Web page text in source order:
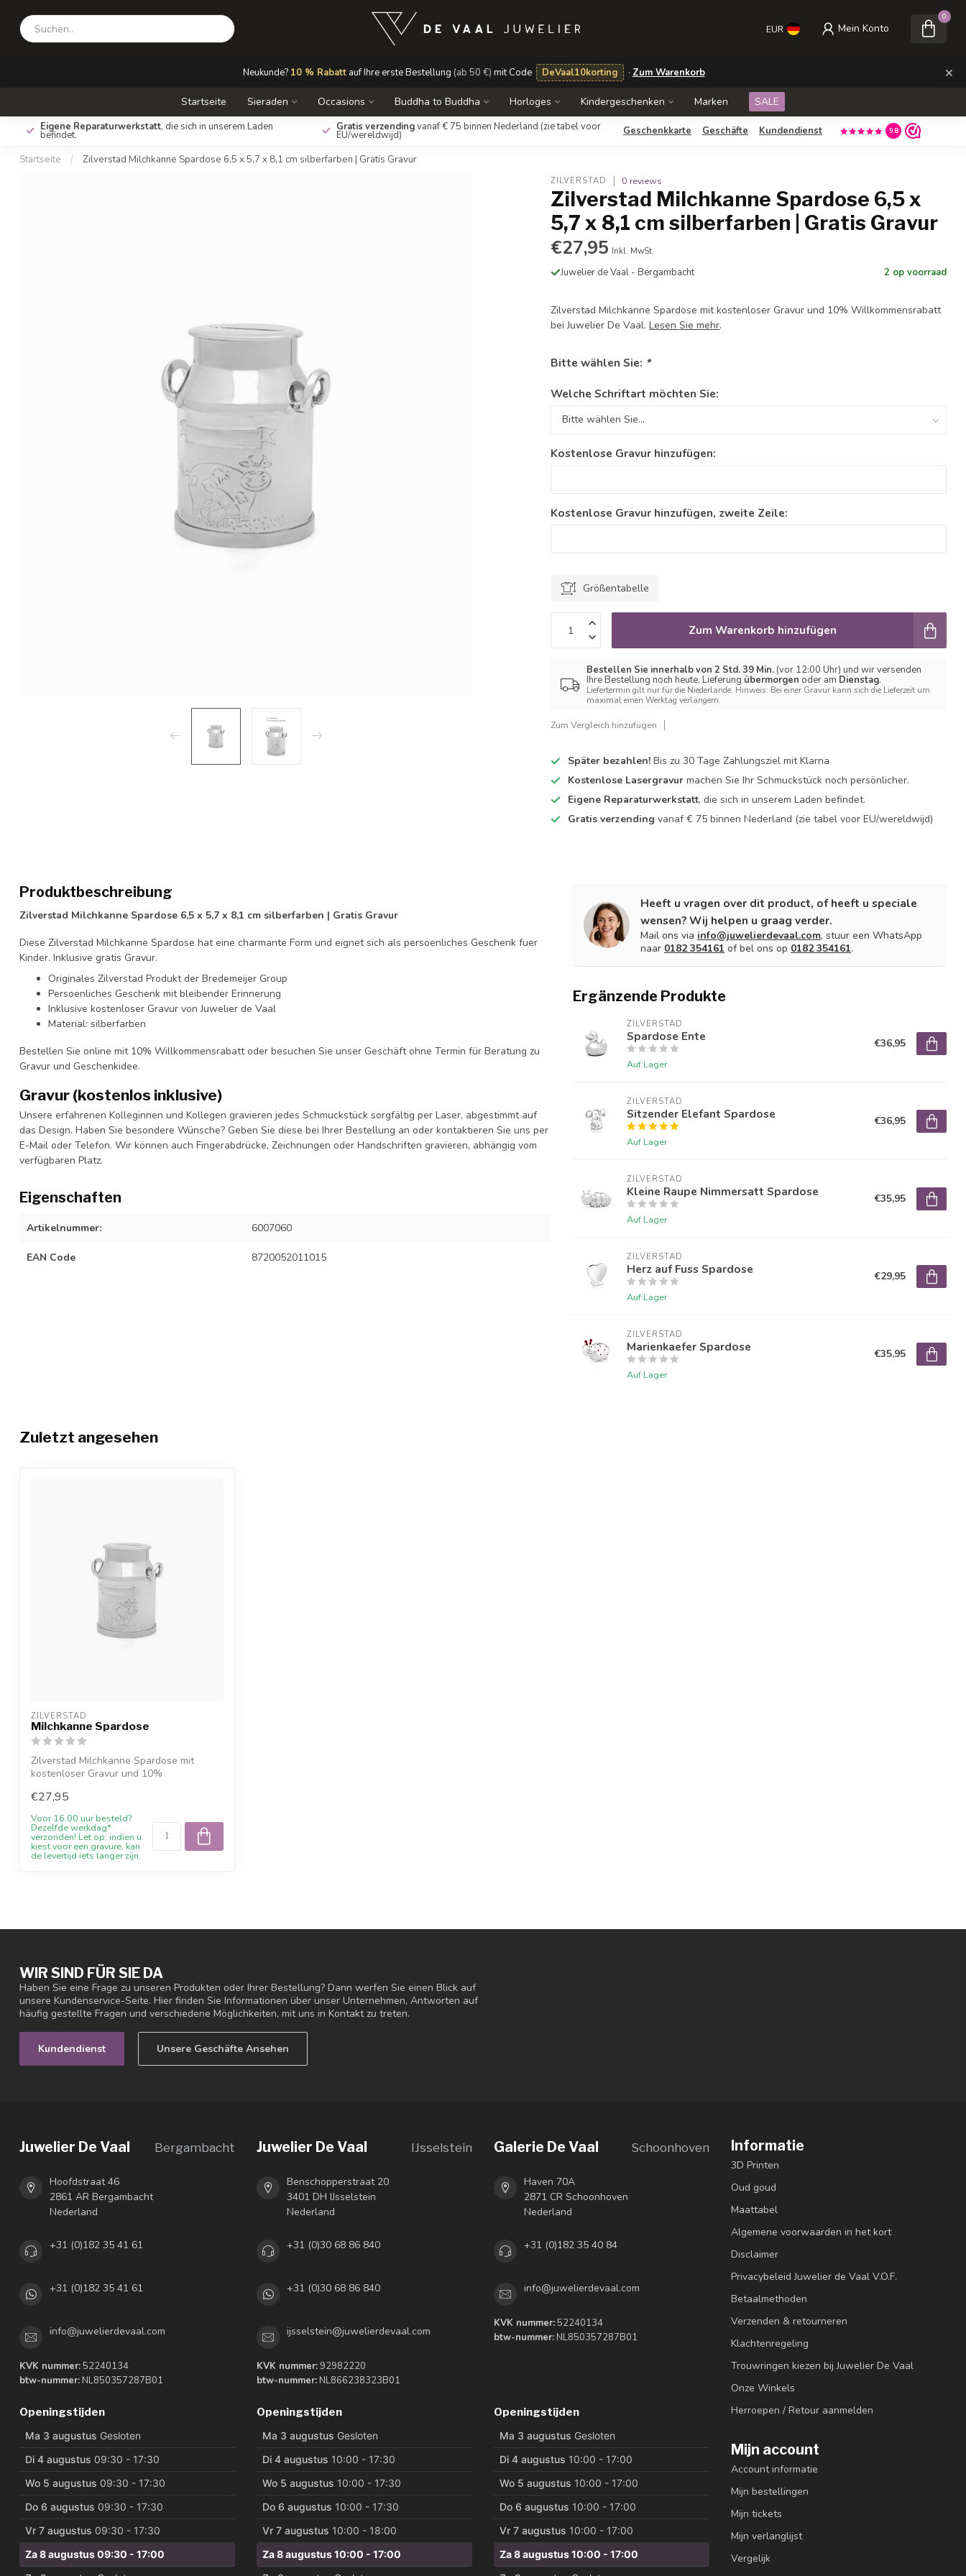
Neukunde? 10 % Rabattauf Ihre erste Bestellung (ab 50 €) mit Code DeVaal10korting · Zum Warenkorb ×
EUR Mein Konto
0
Startseite Sieraden Occasions Buddha to Buddha Horloges Kindergeschenken Marken SALE
Eigene Reparaturwerkstatt, die sich in unserem Laden
befindet.
Gratis verzendingvanaf € 75 binnen Nederland (zie tabel voor
EU/wereldwijd) Geschenkkarte Geschäfte Kundendienst 9.8
Startseite / Zilverstad Milchkanne Spardose 6,5 x 5,7 x 8,1 cm silberfarben | Gratis Gravur
ZILVERSTAD 0 reviews
Zilverstad Milchkanne Spardose 6,5 x
5,7 x 8,1 cm silberfarben | Gratis Gravur
€27,95 Inkl. MwSt.
Juwelier de Vaal - Bergambacht 2 op voorraad
Zilverstad Milchkanne Spardose mit kostenloser Gravur und 10% Willkommensrabatt
bei Juwelier De Vaal.Lesen Sie mehr.
Bitte wählen Sie: *
Welche Schriftart möchten Sie:
Kostenlose Gravur hinzufügen:
Kostenlose Gravur hinzufügen, zweite Zeile:
Größentabelle
Zum Warenkorb hinzufügen
Bestellen Sie innerhalb von 2 Std. 39 Min. (vor 12:00 Uhr) und wir versenden
Ihre Bestellung noch heute. Lieferung übermorgen oder am Dienstag.
Liefertermin gilt nur für die Niederlande. Hinweis: Bei einer Gravur kann sich die Lieferzeit um
maximal einen Werktag verlängern.
Zum Vergleich hinzufügen
Später bezahlen! Bis zu 30 Tage Zahlungsziel mit Klarna
Kostenlose Lasergravur machen Sie Ihr Schmuckstück noch persönlicher.
Eigene Reparaturwerkstatt, die sich in unserem Laden befindet.
Gratis verzending vanaf € 75 binnen Nederland (zie tabel voor EU/wereldwijd)
Produktbeschreibung
Zilverstad Milchkanne Spardose 6,5 x 5,7 x 8,1 cm silberfarben | Gratis Gravur
Diese Zilverstad Milchkanne Spardose hat eine charmante Form und eignet sich als persoenliches Geschenk fuer
Kinder. Inklusive gratis Gravur.
Originales Zilverstad Produkt der Bredemeijer Group
Persoenliches Geschenk mit bleibender Erinnerung
Inklusive kostenloser Gravur von Juwelier de Vaal
Material: silberfarben
Bestellen Sie online mit 10% Willkommensrabatt oder besuchen Sie unser Geschäft ohne Termin für Beratung zu
Gravur und Geschenkidee.
Gravur (kostenlos inklusive)
Unsere erfahrenen Kolleginnen und Kollegen gravieren jedes Schmuckstück sorgfältig per Laser, abgestimmt auf
das Design. Haben Sie besondere Wünsche? Geben Sie diese bei Ihrer Bestellung an oder kontaktieren Sie uns per
E-Mail oder Telefon. Wir können auch Fingerabdrücke, Zeichnungen oder Handschriften gravieren, abhängig vom
verfügbaren Platz.
Eigenschaften
Artikelnummer: 6007060
EAN Code 8720052011015
Heeft u vragen over dit product, of heeft u speciale
wensen? Wij helpen u graag verder.
Mail ons via info@juwelierdevaal.com, stuur een WhatsApp
naar 0182 354161 of bel ons op 0182 354161.
Ergänzende Produkte
ZILVERSTAD
Spardose Ente
Auf Lager
€36,95
ZILVERSTAD
Sitzender Elefant Spardose
Auf Lager
€36,95
ZILVERSTAD
Kleine Raupe Nimmersatt Spardose
Auf Lager
€35,95
ZILVERSTAD
Herz auf Fuss Spardose
Auf Lager
€29,95
ZILVERSTAD
Marienkaefer Spardose
Auf Lager
€35,95
Zuletzt angesehen
ZILVERSTAD
Milchkanne Spardose
Zilverstad Milchkanne Spardose mit
kostenloser Gravur und 10%
€27,95
Voor 16.00 uur besteld?
Dezelfde werkdag*
verzonden! Let op: indien u
kiest voor een gravure, kan
de levertijd iets langer zijn.
WIR SIND FÜR SIE DA
Haben Sie eine Frage zu unseren Produkten oder Ihrer Bestellung? Dann werfen Sie einen Blick auf
unsere Kundenservice-Seite. Hier finden Sie Informationen über unser Unternehmen, Antworten auf
häufig gestellte Fragen und verschiedene Möglichkeiten, mit uns in Kontakt zu treten.
Kundendienst Unsere Geschäfte Ansehen
Juwelier De Vaal Bergambacht
Hoofdstraat 46
2861 AR Bergambacht
Nederland
+31 (0)182 35 41 61
+31 (0)182 35 41 61
info@juwelierdevaal.com
KVK nummer: 52240134
btw-nummer: NL850357287B01
Openingstijden
Juwelier De Vaal IJsselstein
Benschopperstraat 20
3401 DH IJsselstein
Nederland
+31 (0)30 68 86 840
+31 (0)30 68 86 840
ijsselstein@juwelierdevaal.com
KVK nummer:92982220
btw-nummer: NL866238323B01
Openingstijden
Galerie De Vaal Schoonhoven
Haven 70A
2871 CR Schoonhoven
Nederland
+31 (0)182 35 40 84
info@juwelierdevaal.com
KVK nummer: 52240134
btw-nummer: NL850357287B01
Openingstijden
Informatie
3D Printen
Oud goud
Maattabel
Algemene voorwaarden in het kort
Disclaimer
Privacybeleid Juwelier de Vaal V.O.F.
Betaalmethoden
Verzenden & retourneren
Klachtenregeling
Trouwringen kiezen bij Juwelier De Vaal
Onze Winkels
Herroepen / Retour aanmelden
Mijn account
Account informatie
Mijn bestellingen
Mijn tickets
Mijn verlanglijst
Vergelijk